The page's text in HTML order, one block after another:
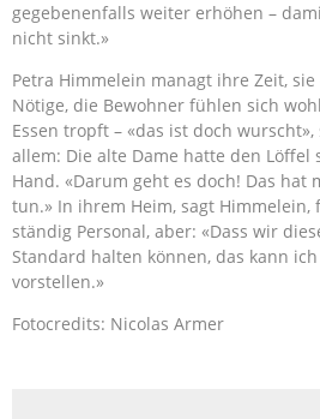
gegebenenfalls weiter erhöhen –
nicht sinkt.»
Petra Himmelein managt ihre Zeit,
Nötige, die Bewohner fühlen sich
Essen tropft – «das ist doch wurscht»,
allem: Die alte Dame hatte den Löffel
Hand. «Darum geht es doch! Das hat
tun.» In ihrem Heim, sagt Himmelein,
ständig Personal, aber: «Dass wir
Standard halten können, das kann
vorstellen.»
Fotocredits: Nicolas Armer